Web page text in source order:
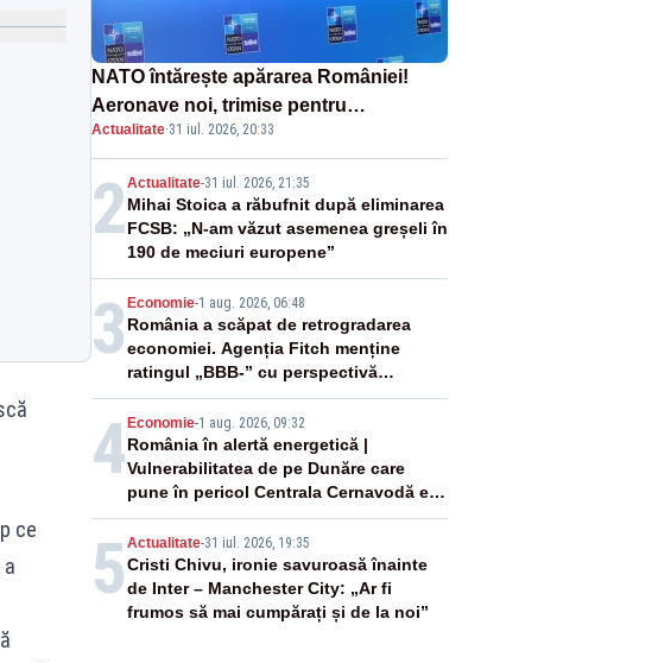
ce
NATO întărește apărarea României!
Aeronave noi, trimise pentru
interceptarea și distrugerea dronelor
Actualitate·31 iul. 2026, 20:33
2Actualitate-31 iul. 2026, 21:35
Mihai Stoica a răbufnit după eliminarea
FCSB: „N-am văzut asemenea greșeli în
190 de meciuri europene”
3 Economie-1 aug. 2026, 06:48
România a scăpat de retrogradarea
economiei. Agenția Fitch menține
ratingul „BBB-” cu perspectivă
negativă
4 Economie-1 aug. 2026, 09:32
România în alertă energetică |
Vulnerabilitatea de pe Dunăre care
pune în pericol Centrala Cernavodă era
cunoscută de pe vremea lui Ceaușescu
5 Actualitate-31 iul. 2026, 19:35
Cristi Chivu, ironie savuroasă înainte
de Inter – Manchester City: „Ar fi
frumos să mai cumpărați și de la noi”